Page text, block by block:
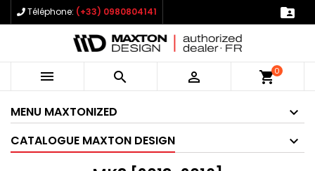
Téléphone: (+33) 0980804141 
   shopping_cart0
MENU MAXTONIZED
CATALOGUE MAXTON DESIGN